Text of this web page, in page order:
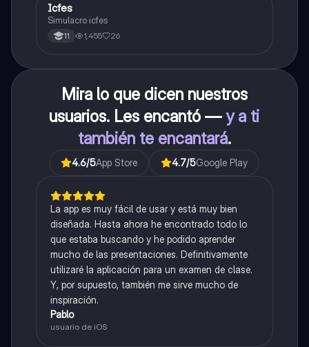
ICFES: Sociales y Ciudadanas
Icfes
Simulacro icfes
11 1,455 26
Mira lo que dicen nuestros
usuarios. Les encantó —y a ti
también te encantará.
4.6/5App Store 4.7/5Google Play
La app es muy fácil de usar y está muy bien
diseñada. Hasta ahora he encontrado todo lo
que estaba buscando y he podido aprender
mucho de las presentaciones. Definitivamente
utilizaré la aplicación para un examen de clase.
Y, por supuesto, también me sirve mucho de
inspiración.
Pablo
usuario de iOS